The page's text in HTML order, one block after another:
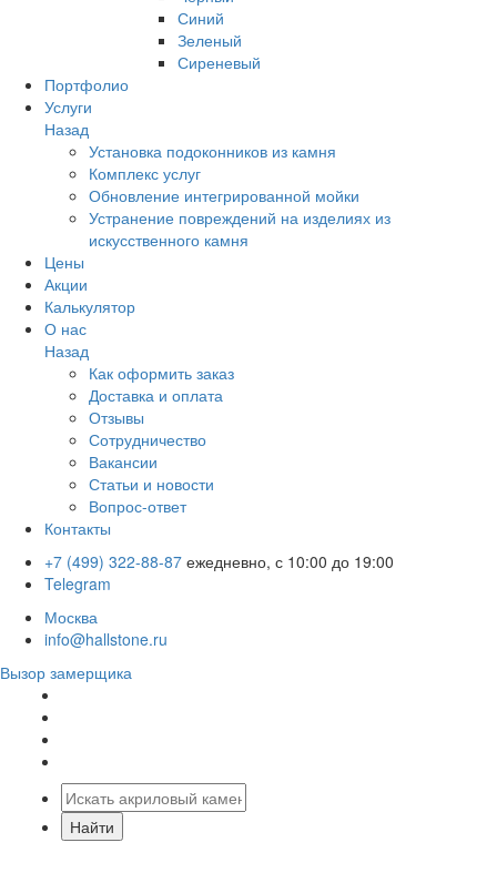
Синий
Зеленый
Сиреневый
Портфолио
Услуги
Назад
Установка подоконников из камня
Комплекс услуг
Обновление интегрированной мойки
Устранение повреждений на изделиях из
искусственного камня
Цены
Акции
Калькулятор
О нас
Назад
Как оформить заказ
Доставка и оплата
Отзывы
Сотрудничество
Вакансии
Статьи и новости
Вопрос-ответ
Контакты
+7 (499) 322-88-87 ежедневно, с 10:00 до 19:00
Telegram
Москва
info@hallstone.ru
Вызор замерщика